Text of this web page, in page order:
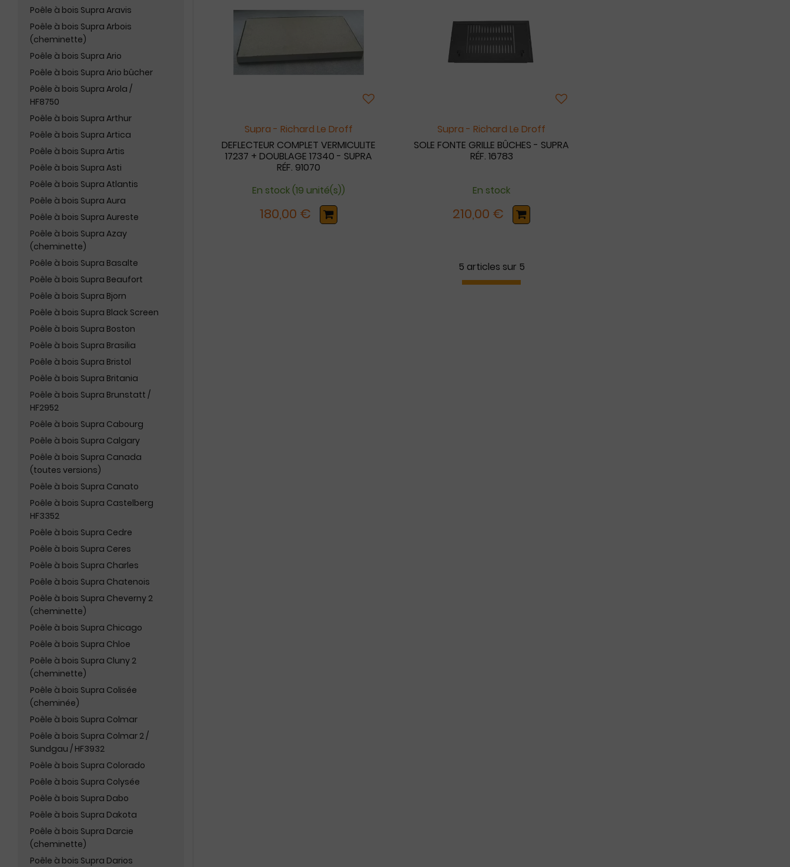
Poêle à bois Supra Aravis
Poêle à bois Supra Arbois
(cheminette)
Poêle à bois Supra Ario
Poêle à bois Supra Ario bûcher
Poêle à bois Supra Arola /
HF8750
Poêle à bois Supra Arthur
Poêle à bois Supra Artica
Poêle à bois Supra Artis
Poêle à bois Supra Asti
Poêle à bois Supra Atlantis
Poêle à bois Supra Aura
Poêle à bois Supra Aureste
Poêle à bois Supra Azay
(cheminette)
Poêle à bois Supra Basalte
Poêle à bois Supra Beaufort
Poêle à bois Supra Bjorn
Poêle à bois Supra Black Screen
Poêle à bois Supra Boston
Poêle à bois Supra Brasilia
Poêle à bois Supra Bristol
Poêle à bois Supra Britania
Poêle à bois Supra Brunstatt /
HF2952
Poêle à bois Supra Cabourg
Poêle à bois Supra Calgary
Poêle à bois Supra Canada
(toutes versions)
Poêle à bois Supra Canato
Poêle à bois Supra Castelberg
HF3352
Poêle à bois Supra Cedre
Poêle à bois Supra Ceres
Poêle à bois Supra Charles
Poêle à bois Supra Chatenois
Poêle à bois Supra Cheverny 2
(cheminette)
Poêle à bois Supra Chicago
Poêle à bois Supra Chloe
Poêle à bois Supra Cluny 2
(cheminette)
Poêle à bois Supra Colisée
(cheminée)
Poêle à bois Supra Colmar
Poêle à bois Supra Colmar 2 /
Sundgau / HF3932
Poêle à bois Supra Colorado
Poêle à bois Supra Colysée
Poêle à bois Supra Dabo
Poêle à bois Supra Dakota
Poêle à bois Supra Darcie
(cheminette)
Poêle à bois Supra Darios
Supra - Richard Le Droff
DEFLECTEUR COMPLET VERMICULITE
17237 + DOUBLAGE 17340 - SUPRA
RÉF. 91070
En stock (19 unité(s))
180,00 €
Supra - Richard Le Droff
SOLE FONTE GRILLE BÛCHES - SUPRA
RÉF. 16783
En stock
210,00 €
5 articles sur 5